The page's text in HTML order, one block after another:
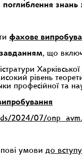
поглиблення знань
фахове
, що
рівень
професійної та
2024/07/
умови до